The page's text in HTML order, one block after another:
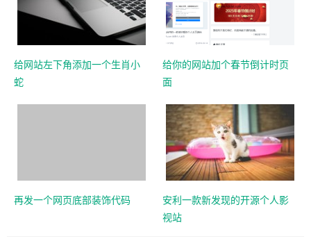
给网站左下角添加一个生肖小
蛇
给你的网站加个春节倒计时页
面
再发一个网页底部装饰代码
安利一款新发现的开源个人影
视站